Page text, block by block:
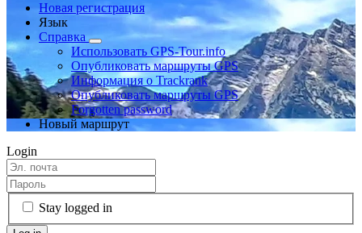
Новая регистрация
Язык
Справка
Использовать GPS-Tour.info
Опубликовать маршруты GPS
Информация о Trackrank
Опубликовать маршруты GPS
Forgotten password
Новый маршрут
Login
Stay logged in